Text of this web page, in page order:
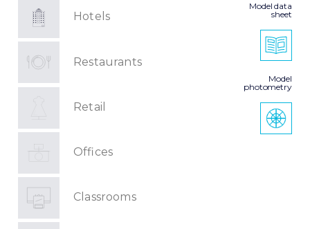
Hotels
Restaurants
Retail
Offices
Classrooms
Model data
sheet
Model
photometry